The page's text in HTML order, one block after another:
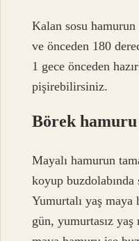
Kalan sosu
ve önceden 180
1 gece önceden
pişirebilirsiniz.
Börek
Mayalı hamurun
koyup buzdolabında
Yumurtalı yaş maya
gün, yumurtasız